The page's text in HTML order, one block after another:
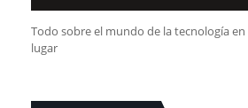
Todo sobre el mundo de la tecnología
lugar